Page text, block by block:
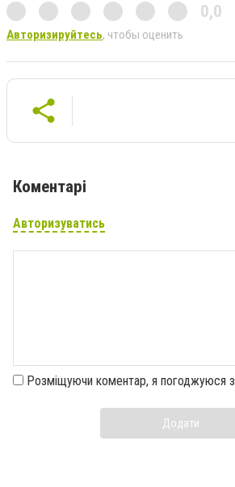
0,0
Авторизируйтесь, чтобы оценить
Коментарі
Авторизуватись
Розміщуючи коментар, я погоджуюся з
Додати